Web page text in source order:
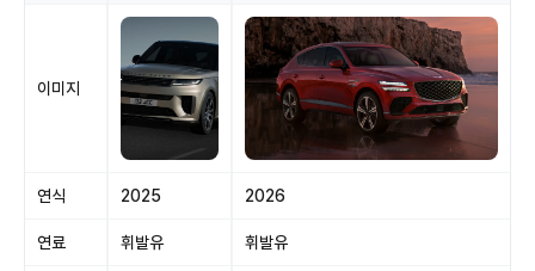
이미지
연식 2025 2026
연료 휘발유 휘발유